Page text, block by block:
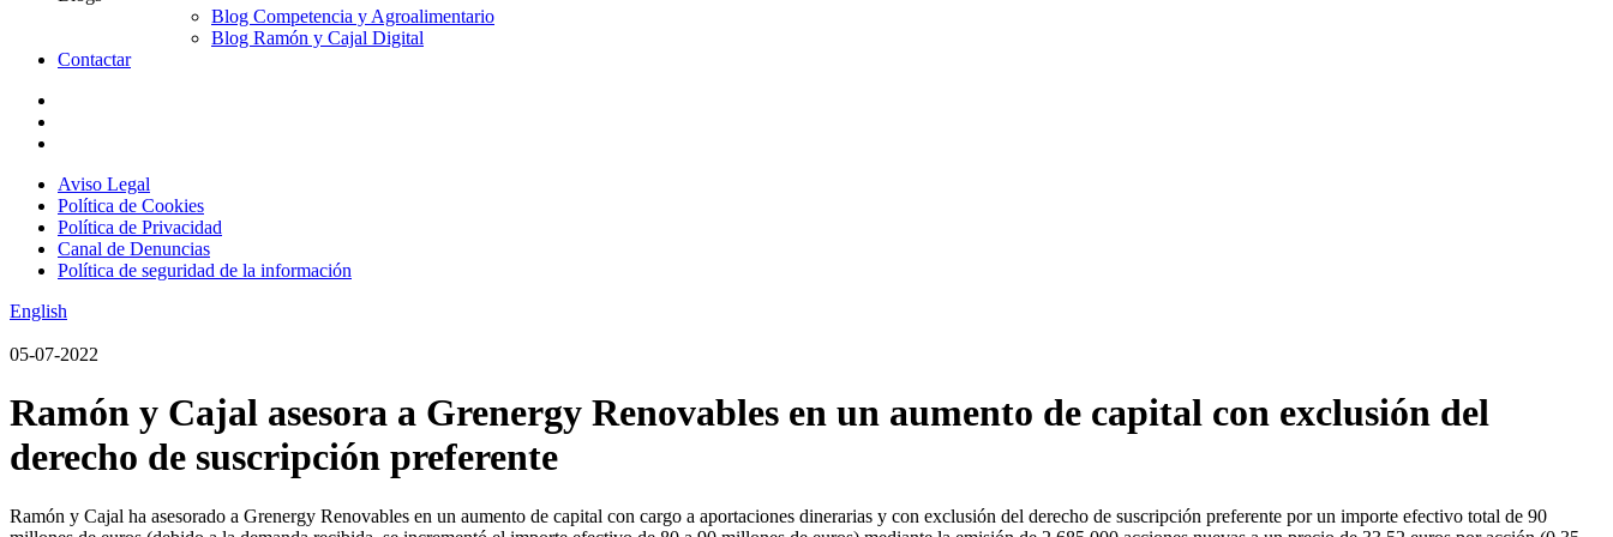
Blog Competencia y Agroalimentario
Blog Ramón y Cajal Digital
Contactar
Aviso Legal
Política de Cookies
Política de Privacidad
Canal de Denuncias
Política de seguridad de la información
English
05-07-2022
Ramón y Cajal asesora a Grenergy Renovables en un aumento de capital con exclusión del
derecho de suscripción preferente
Ramón y Cajal ha asesorado a Grenergy Renovables en un aumento de capital con cargo a aportaciones dinerarias y con exclusión del derecho de suscripción preferente por un importe efectivo total de 90